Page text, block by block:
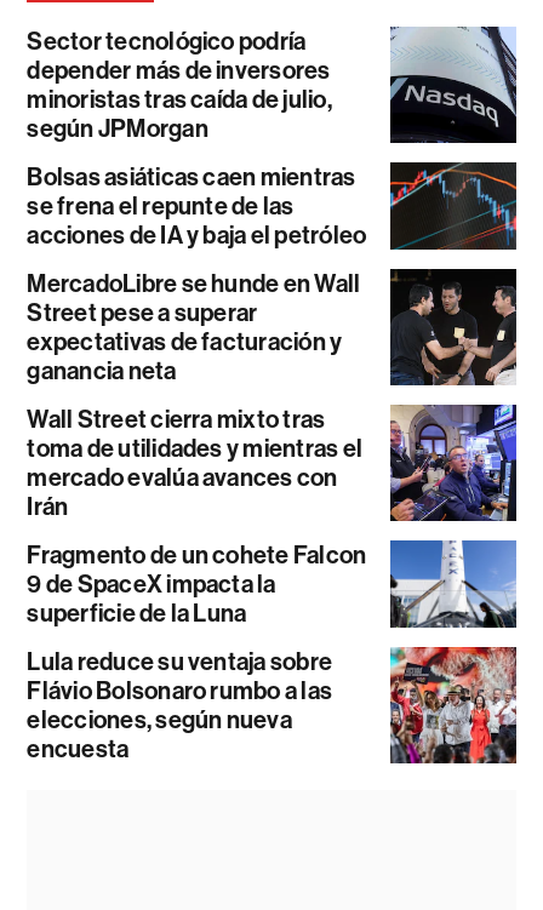
Sector tecnológico podría
depender más de inversores
minoristas tras caída de julio,
según JPMorgan
Bolsas asiáticas caen mientras
se frena el repunte de las
acciones de IA y baja el petróleo
MercadoLibre se hunde en Wall
Street pese a superar
expectativas de facturación y
ganancia neta
Wall Street cierra mixto tras
toma de utilidades y mientras el
mercado evalúa avances con
Irán
Fragmento de un cohete Falcon
9 de SpaceX impacta la
superficie de la Luna
Lula reduce su ventaja sobre
Flávio Bolsonaro rumbo a las
elecciones, según nueva
encuesta